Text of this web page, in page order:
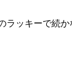
ッキーで続か